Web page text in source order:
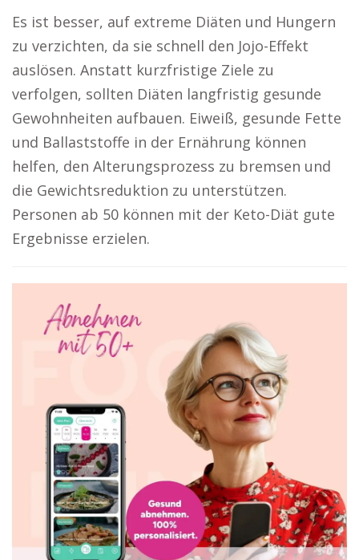
Es ist besser, auf extreme Diäten und Hungern
zu verzichten, da sie schnell den Jojo-Effekt
auslösen. Anstatt kurzfristige Ziele zu
verfolgen, sollten Diäten langfristig gesunde
Gewohnheiten aufbauen. Eiweiß, gesunde Fette
und Ballaststoffe in der Ernährung können
helfen, den Alterungsprozess zu bremsen und
die Gewichtsreduktion zu unterstützen.
Personen ab 50 können mit der Keto-Diät gute
Ergebnisse erzielen.